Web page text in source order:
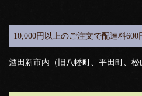
10,000円以上のご注文で配達料600
酒田新市内（旧八幡町、平田町、松